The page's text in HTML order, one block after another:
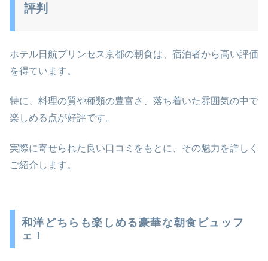
評判
ホテル日航プリンセス京都の朝食は、宿泊者から高い評価
を得ています。
特に、料理の質や種類の豊富さ、落ち着いた雰囲気の中で
楽しめる点が好評です。
実際に寄せられた良い口コミをもとに、その魅力を詳しく
ご紹介します。
和洋どちらも楽しめる豪華な朝食ビュッフ
ェ！